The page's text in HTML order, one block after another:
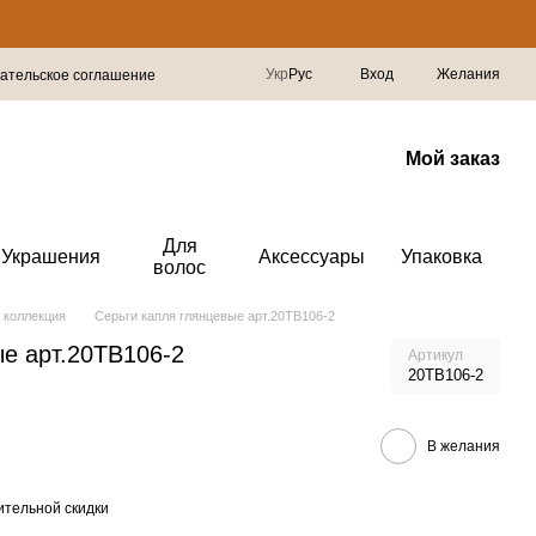
соглашение
Укр Рус Вход Желания
Мой заказ
Украшения
Для
волос
Аксессуары Упаковка
Серьги капля глянцевые арт.20TB106-2
арт.20TB106-2 Артикул
20TB106-2
В желания
скидки